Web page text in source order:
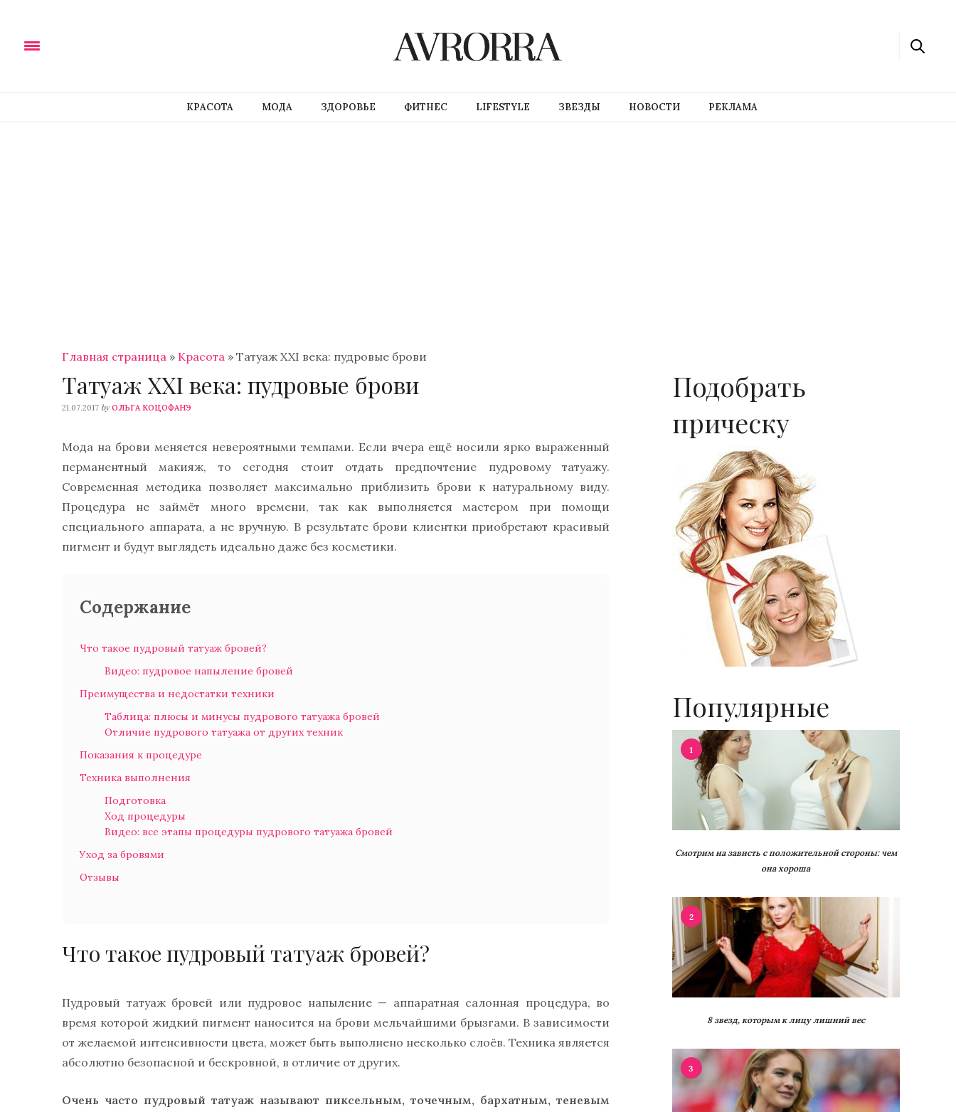
КРАСОТА МОДА ЗДОРОВЬЕ ФИТНЕС LIFESTYLE ЗВЕЗДЫ НОВОСТИ РЕКЛАМА
Главная страница » Красота » Татуаж XXI века: пудровые брови
Татуаж XXI века: пудровые брови
21.07.2017 by ОЛЬГА КОЦОФАНЭ
Мода на брови меняется невероятными темпами. Если вчера ещё носили ярко выраженный
перманентный макияж, то сегодня стоит отдать предпочтение пудровому татуажу.
Современная методика позволяет максимально приблизить брови к натуральному виду.
Процедура не займёт много времени, так как выполняется мастером при помощи
специального аппарата, а не вручную. В результате брови клиентки приобретают красивый
пигмент и будут выглядеть идеально даже без косметики.
Содержание
Что такое пудровый татуаж бровей?
Видео: пудровое напыление бровей
Преимущества и недостатки техники
Таблица: плюсы и минусы пудрового татуажа бровей
Отличие пудрового татуажа от других техник
Показания к процедуре
Техника выполнения
Подготовка
Ход процедуры
Видео: все этапы процедуры пудрового татуажа бровей
Уход за бровями
Отзывы
Что такое пудровый татуаж бровей?
Пудровый татуаж бровей или пудровое напыление — аппаратная салонная процедура, во
время которой жидкий пигмент наносится на брови мельчайшими брызгами. В зависимости
от желаемой интенсивности цвета, может быть выполнено несколько слоёв. Техника является
абсолютно безопасной и бескровной, в отличие от других.
Очень часто пудровый татуаж называют пиксельным, точечным, бархатным, теневым
Подобрать
прическу
Популярные
1
Смотрим на зависть с положительной стороны: чем
она хороша
2
8 звезд, которым к лицу лишний вес
3